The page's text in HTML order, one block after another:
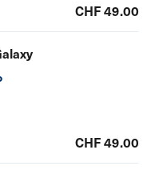
CHF 49.00
CHF 49.00